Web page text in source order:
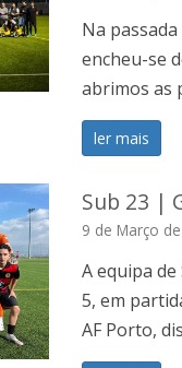
Na
encheu-se
abrimos as
ler mais
Sub 23 |
9 de Março
A equipa
5, em
AF Porto,